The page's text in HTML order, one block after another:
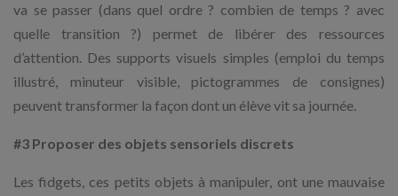
va se passer (dans quel ordre ? combien de temps ? avec
quelle transition ?) permet de libérer des ressources
d’attention. Des supports visuels simples (emploi du temps
illustré, minuteur visible, pictogrammes de consignes)
peuvent transformer la façon dont un élève vit sa journée.
#3 Proposer des objets sensoriels discrets
Les fidgets, ces petits objets à manipuler, ont une mauvaise